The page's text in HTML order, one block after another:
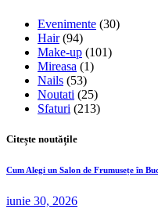
Evenimente (30)
Hair(94)
Make-up (101)
Mireasa (1)
Nails (53)
Noutati (25)
Sfaturi (213)
Citește noutățile
Cum Alegi un Salon de Frumusețe în
iunie 30, 2026